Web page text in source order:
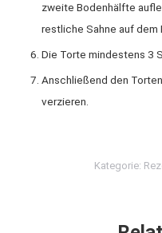
zweite Bodenhälfte
restliche Sahne auf dem
Die Torte mindestens 3
Anschließend den Tortenring entfernen und mit Himbeeren
verzieren.
Kategorie: